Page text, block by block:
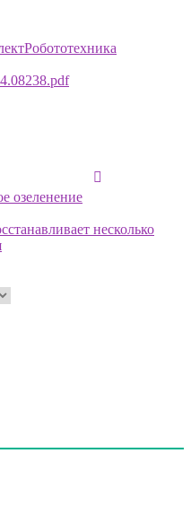
Робототехника
озеленение
несколько